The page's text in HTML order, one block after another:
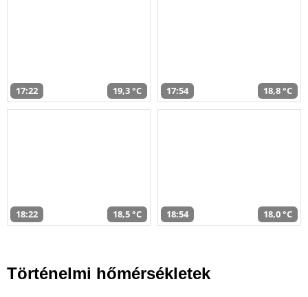
17:22 19,3 °C 17:54 18,8 °C
18:22 18,5 °C 18:54 18,0 °C
Történelmi hőmérsékletek